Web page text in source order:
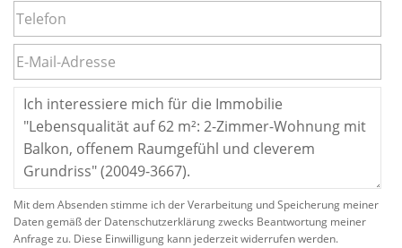
Mit dem Absenden stimme ich der Verarbeitung und Speicherung meiner
Daten gemäß der Datenschutzerklärung zwecks Beantwortung meiner
Anfrage zu. Diese Einwilligung kann jederzeit widerrufen werden.